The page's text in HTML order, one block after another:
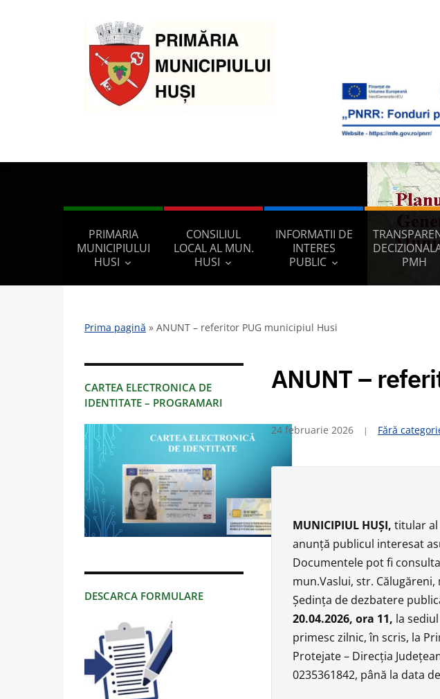
PRIMARIA
MUNICIPIULUI
HUSI
CONSILIUL
LOCAL AL MUN.
HUSI
INFORMATII DE
INTERES
PUBLIC
PMH
Prima pagină » ANUNT – referitor PUG municipiul Husi
CARTEA ELECTRONICA DE
IDENTITATE – PROGRAMARI
DESCARCA FORMULARE
ANUNT –
24 februarie 2026 Fără
MUNICIPIUL HUȘI, titular al
anunţă publicul interesat
Documentele pot fi
mun.Vaslui, str.
Şedinţa de dezbatere
20.04.2026, ora 11, la
primesc zilnic, în scris, la
Protejate – Direcţia
0235361842, până la data